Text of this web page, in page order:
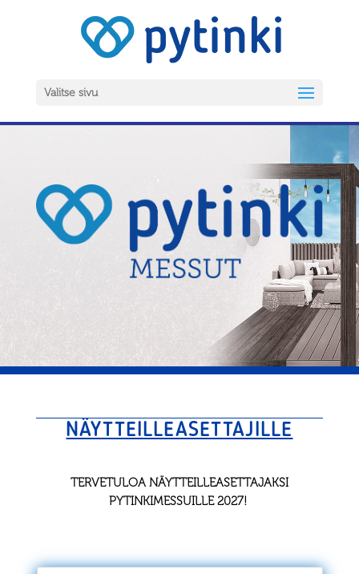
Valitse sivu
NÄYTTEILLEASETTAJILLE
TERVETULOA NÄYTTEILLEASETTAJAKSI
PYTINKIMESSUILLE 2027!